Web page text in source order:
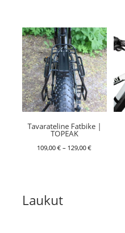
229,00 €
Tavarateline Fatbike |
TOPEAK
109,00€– 129,00€Hintaluokka:
Laukut